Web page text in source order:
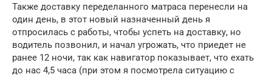
Также доставку переделанного матраса перенесли на
один день, в этот новый назначенный день я
отпросилась с работы, чтобы успеть на доставку, но
водитель позвонил, и начал угрожать, что приедет не
ранее 12 ночи, так как навигатор показывает, что ехать
до нас 4,5 часа (при этом я посмотрела ситуацию с